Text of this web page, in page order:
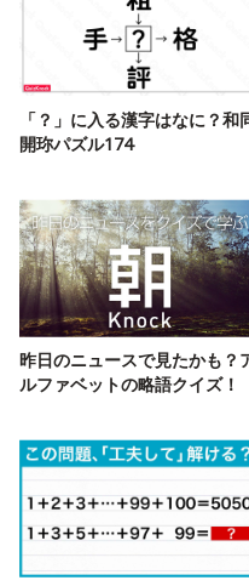
「？」に入る漢字はなに？和
開珎パズル174
昨日のニュースで見たかも？
ルファベットの略語クイズ！